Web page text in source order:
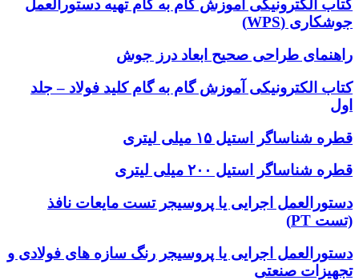
کتاب الکترونیکی آموزش گام به گام تهیه دستورالعمل
جوشکاری (WPS)
راهنمای طراحی صحیح ابعاد درز جوش
کتاب الکترونیکی آموزش گام به گام کلید فولاد – جلد
اول
قطره شناساگر استیل ۱۵ میلی لیتری
قطره شناساگر استیل ۲۰۰ میلی لیتری
دستورالعمل اجرایی یا پروسیجر تست مایعات نافذ
(تست PT)
دستورالعمل اجرایی یا پروسیجر رنگ سازه های فولادی و
تجهیزات صنعتی